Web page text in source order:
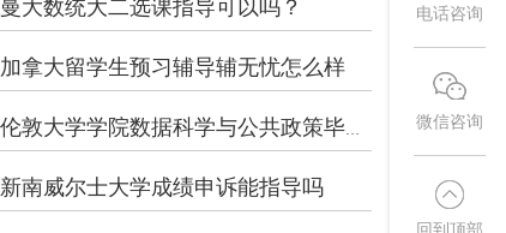
曼大数统大二选课指导可以吗？
加拿大留学生预习辅导辅无忧怎么样
伦敦大学学院数据科学与公共政策毕业论...
新南威尔士大学成绩申诉能指导吗
电话咨询
微信咨询